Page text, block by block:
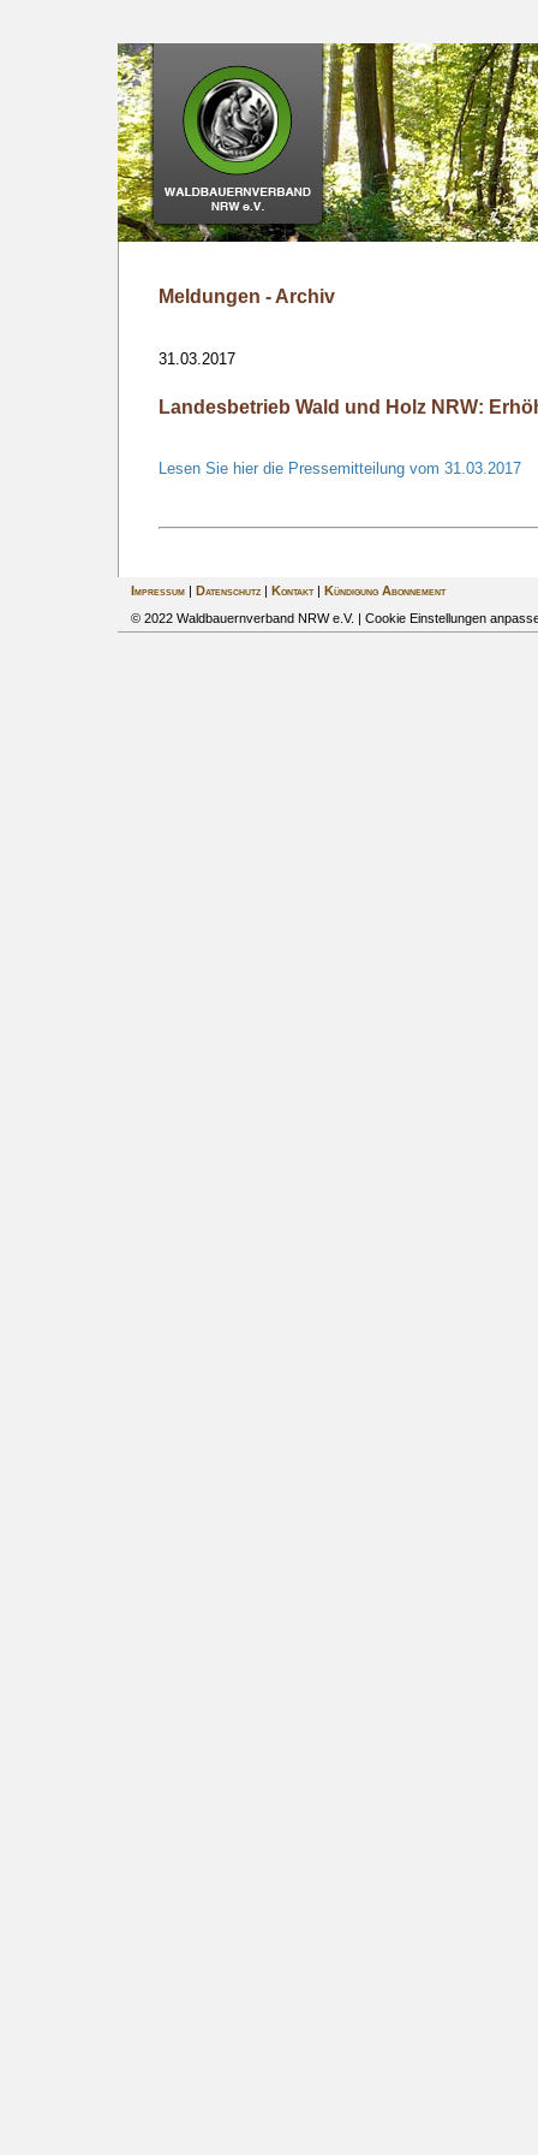
Meldungen - Archiv
31.03.2017
Landesbetrieb Wald und Holz NRW:
Lesen Sie hier die Pressemitteilung vom 31.03.2017
Impressum| Datenschutz| Kontakt|
Kündigung Abonnement
© 2022 Waldbauernverband NRW e.V. | Cookie Einstellungen